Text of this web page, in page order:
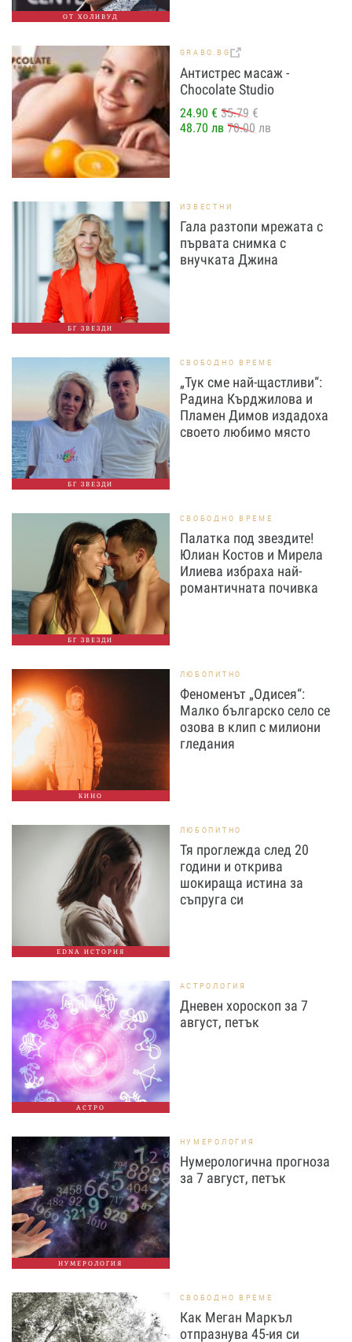
ОТ ХОЛИВУД
GRABO.BG
Антистрес масаж -
Chocolate Studio
24.90 € 35.79 €
48.70 лв 70.00 лв
БГ ЗВЕЗДИ
ИЗВЕСТНИ
Гала разтопи мрежата с
първата снимка с
внучката Джина
БГ ЗВЕЗДИ
СВОБОДНО ВРЕМЕ
„Тук сме най-щастливи“:
Радина Кърджилова и
Пламен Димов издадоха
своето любимо място
БГ ЗВЕЗДИ
СВОБОДНО ВРЕМЕ
Палатка под звездите!
Юлиан Костов и Мирела
Илиева избраха най-
романтичната почивка
КИНО
ЛЮБОПИТНО
Феноменът „Одисея“:
Малко българско село се
озова в клип с милиони
гледания
EDNA ИСТОРИЯ
ЛЮБОПИТНО
Тя проглежда след 20
години и открива
шокираща истина за
съпруга си
АСТРО
АСТРОЛОГИЯ
Дневен хороскоп за 7
август, петък
НУМЕРОЛОГИЯ
НУМЕРОЛОГИЯ
Нумерологична прогноза
за 7 август, петък
СВОБОДНО ВРЕМЕ
Как Меган Маркъл
отпразнува 45-ия си